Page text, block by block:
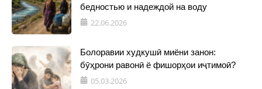
бедностью и надеждой на воду
22.06.2026
Болоравии худкушӣ миёни занон:
бӯҳрони равонӣ ё фишорҳои иҷтимоӣ?
05.03.2026